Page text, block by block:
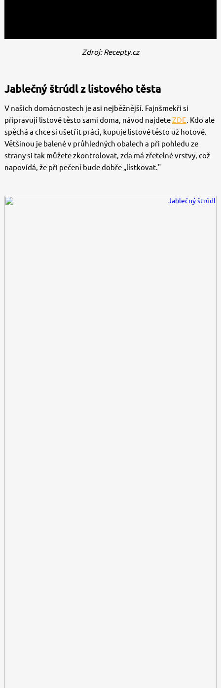
Zdroj: Recepty.cz
Jablečný štrúdl z listového těsta
V našich domácnostech je asi nejběžnější. Fajnšmekři si
připravují listové těsto sami doma, návod najdeteZDE. Kdo ale
spěchá a chce si ušetřit práci, kupuje listové těsto už hotové.
Většinou je balené v průhledných obalech a při pohledu ze
strany si tak můžete zkontrolovat, zda má zřetelné vrstvy, což
napovídá, že při pečení bude dobře „lístkovat."